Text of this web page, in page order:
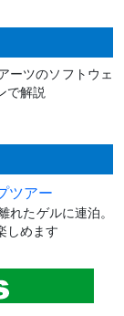
ーツのソフトウェ
で解説
ツアー
たゲルに連泊。
しめます